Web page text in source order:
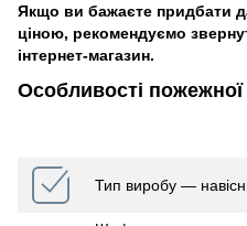
Якщо ви бажаєте придбати
ціною, рекомендуємо
інтернет-магазин.
Особливості
Тип виробу ―